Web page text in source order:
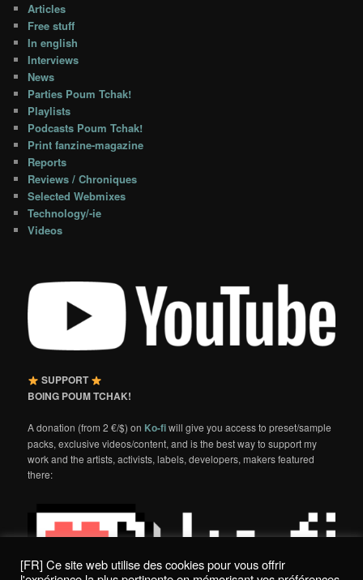
Articles
Free stuff
In english
Interviews
News
Parties Poum Tchak!
Playlists
Podcasts Poum Tchak!
Print fanzine-magazine
Reports
Reviews / Chroniques
Selected Webmixes
Technology/-ie
Videos
SUPPORT
BOING POUM TCHAK!
A donation (from 2 €/$) on Ko-fiwill give you access to preset/sample
packs, exclusive videos/content, and is the best way to support my
work and the artists, activists, labels, developers, makers featured
there:
[FR] Ce site web utilise des cookies pour vous offrir